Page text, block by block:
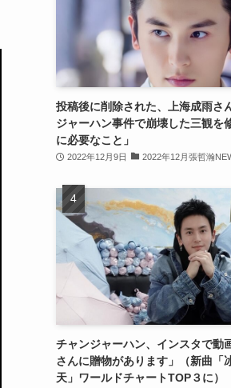
(32)
(29)
(31)
(31)
(31)
(32)
(30)
(32)
(31)
(28)
投稿後に削除された、上海成雨さ
ジャーハン事件で崩壊した三観を
に必要なこと」
2022年12月9日 2022年12月張哲瀚
チャンジャーハン、インスタで動
さんに贈物があります」（新曲「
天」ワールドチャートTOP３に）